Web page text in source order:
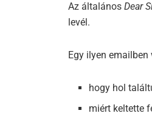
Az általános Dear
levél.
Egy ilyen
hogy hol
miért keltette